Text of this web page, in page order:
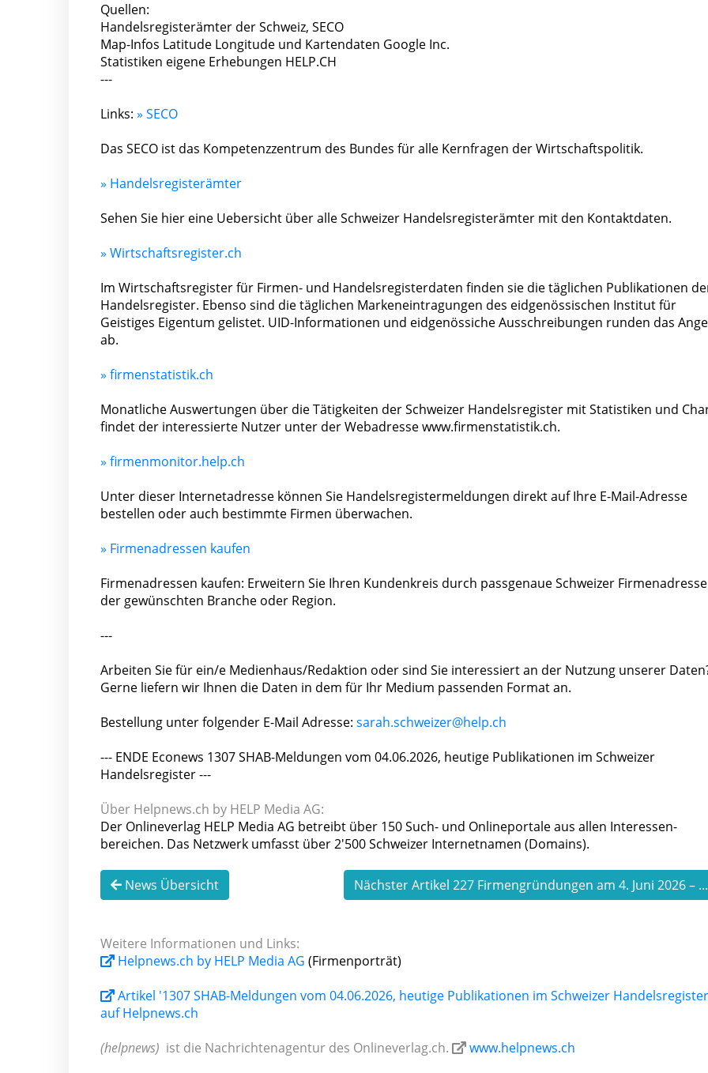
Quellen:
Handelsregisterämter der Schweiz, SECO
Map-Infos Latitude Longitude und Kartendaten Google Inc.
Statistiken eigene Erhebungen HELP.CH
---
Links: » SECO
Das SECO ist das Kompetenzzentrum des Bundes für alle Kernfragen der Wirtschaftspolitik.
» Handelsregisterämter
Sehen Sie hier eine Uebersicht über alle Schweizer Handelsregisterämter mit den Kontaktdaten.
» Wirtschaftsregister.ch
Im Wirtschaftsregister für Firmen- und Handelsregisterdaten finden sie die täglichen Publikationen
Handelsregister. Ebenso sind die täglichen Markeneintragungen des eidgenössischen Institut für
Geistiges Eigentum gelistet. UID-Informationen und eidgenössiche Ausschreibungen runden das
ab.
» firmenstatistik.ch
Monatliche Auswertungen über die Tätigkeiten der Schweizer Handelsregister mit Statistiken und
findet der interessierte Nutzer unter der Webadresse www.firmenstatistik.ch.
» firmenmonitor.help.ch
Unter dieser Internetadresse können Sie Handelsregistermeldungen direkt auf Ihre E-Mail-Adresse
bestellen oder auch bestimmte Firmen überwachen.
» Firmenadressen kaufen
Firmenadressen kaufen: Erweitern Sie Ihren Kunden­kreis durch pass­genaue Schweizer
der ge­wünsch­ten Branche oder Region.
---
Arbeiten Sie für ein/e Medienhaus/Redaktion oder sind Sie interessiert an der Nutzung unserer
Gerne liefern wir Ihnen die Daten in dem für Ihr Medium passenden Format an.
Bestellung unter folgender E-Mail Adresse: sarah.schweizer@help.ch
--- ENDE Econews 1307 SHAB-Meldungen vom 04.06.2026, heutige Publikationen im Schweizer
Handelsregister ---
Über Helpnews.ch by HELP Media AG:
Der Onlineverlag HELP Media AG betreibt über 150 Such- und Onlineportale aus allen Interessen-
bereichen. Das Netzwerk umfasst über 2'500 Schweizer Internetnamen (Domains).
News Übersicht Nächster Artikel 227 Firmengründungen am 4. Juni 2026 –
Weitere Informationen und Links:
Helpnews.ch by HELP Media AG (Firmenporträt)
Artikel '1307 SHAB-Meldungen vom 04.06.2026, heutige Publikationen im Schweizer
auf Helpnews.ch
(helpnews) ist die Nachrichtenagentur des Onlineverlag.ch.
www.helpnews.ch